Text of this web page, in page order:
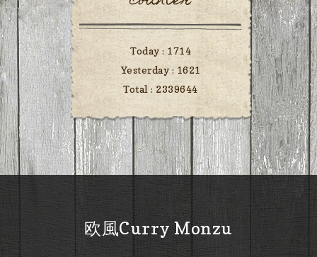
Today : 1714
Yesterday : 1621
Total : 2339644
欧風Curry Monzu